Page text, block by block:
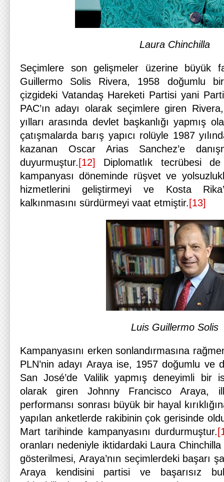
Laura Chinchilla
Seçimlere son gelişmeler üzerine büyük
Guillermo Solis Rivera, 1958 doğumlu
çizgideki Vatandaş Hareketi Partisi yani
PAC’ın adayı olarak seçimlere giren
yılları arasında devlet başkanlığı yapmış
çatışmalarda barış yapıcı rolüyle 1987
kazanan Oscar Arias Sanchez’e
duyurmuştur. [12]
Diplomatlık tecrübesi
kampanyası döneminde rüşvet ve
hizmetlerini geliştirmeyi ve Kosta
kalkınmasını sürdürmeyi vaat etmiştir. [13]
Luis Guillermo Solis
Kampanyasını erken sonlandırmasına
PLN’nin adayı Araya ise, 1957 doğumlu ve
San José’de Valilik yapmış deneyimli bir
olarak giren Johnny Francisco Araya,
performansı sonrası büyük bir hayal
yapılan anketlerde rakibinin çok gerisinde
Mart tarihinde kampanyasını durdurmuştur.
oranları nedeniyle iktidardaki Laura
gösterilmesi, Araya’nın seçimlerdeki başarı
Araya kendisini partisi ve başarısız